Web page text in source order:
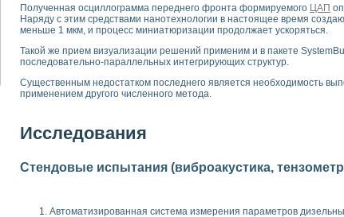
комплекс на базе LabVIEW для исследования наноструктур
и оптимизации тепловой обработки биопродуктов с применением
функциональных возможностей алгоритма полигармонической
экономичного виртуального полярографа на основе платы USB
макрочастиц в упорядоченных плазменно-пылевых структурах
диагностики крови
дисперсных продуктов при обработке возмущениями давления
экспериментальной физики на примере выдающихся
осадка в реальном времени
цвета модели CIE L*a*b с использованием LabVIEW
характеристик солнечных элементов и модулей
Полученная осциллограмма переднего фронта формируемого ЦАП
Наряду с этим средствами нанотехнологии в настоящее время
меньше 1 мкм, и процесс миниатюризации продолжает ускоряться.
Такой же прием визуализации решений применим и в пакете
последовательно-параллельных интегрирующих структур.
Существенным недостатком последнего является необходимость
применением другого численного метода.
Исследования
Стендовые испытания (виброакустика,
Автоматизированная система измерения параметров